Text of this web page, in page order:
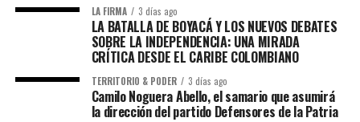
LA FIRMA 3 días ago
LA BATALLA DE BOYACÁ Y LOS NUEVOS DEBATES
SOBRE LA INDEPENDENCIA: UNA MIRADA
CRÍTICA DESDE EL CARIBE COLOMBIANO
TERRITORIO & PODER 3 días ago
Camilo Noguera Abello, el samario que asumirá
la dirección del partido Defensores de la Patria